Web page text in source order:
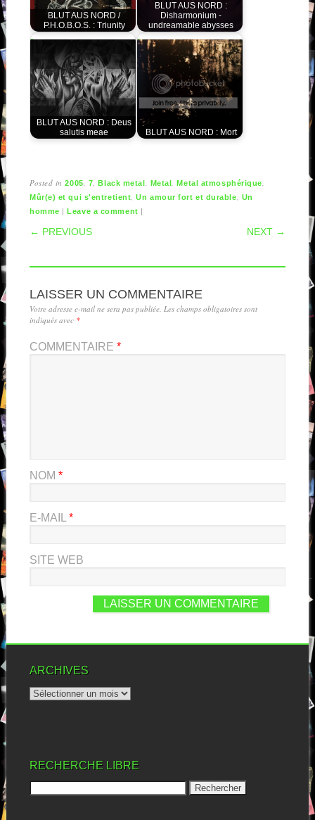
BLUT AUS NORD /
P.H.O.B.O.S. : Triunity
BLUT AUS NORD :
Disharmonium -
undreamable abysses
BLUT AUS NORD : Deus
salutis meae
BLUT AUS NORD : Mort
Posted in2005, 7,Black metal, Metal,Metal atmosphérique,
Mûr(e) et qui s'entretient,Un amour fort et durable, Un
homme |Leave a comment |
POST NAVIGATION
← PREVIOUS NEXT →
LAISSER UN COMMENTAIRE
Votre adresse e-mail ne sera pas publiée. Les champs obligatoires sont
indiqués avec *
COMMENTAIRE *
NOM *
E-MAIL *
SITE WEB
ARCHIVES
RECHERCHE LIBRE